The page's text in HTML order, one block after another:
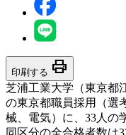
印刷する print
芝浦工業大学（東京都
の東京都職員採用（選
械、電気）に、33人の
同区分の全合格者数は